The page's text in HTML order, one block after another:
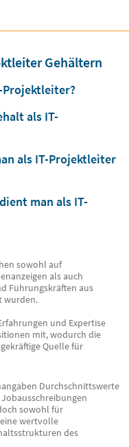
Gehältern
Projektleiter?
als IT-
als IT-Projektleiter
man als IT-
sowohl auf
als auch
Führungskräften aus
wurden.
und Expertise
mit, wodurch die
Quelle für
Durchschnittswerte
sowohl für
wertvolle
des